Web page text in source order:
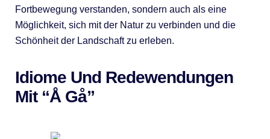
Fortbewegung verstanden, sondern auch als eine
Möglichkeit, sich mit der Natur zu verbinden und die
Schönheit der Landschaft zu erleben.
Idiome Und Redewendungen
Mit “Å Gå”